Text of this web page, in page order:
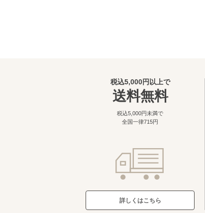
税込5,000円以上で
送料無料
税込5,000円未満で
全国一律715円
詳しくはこちら